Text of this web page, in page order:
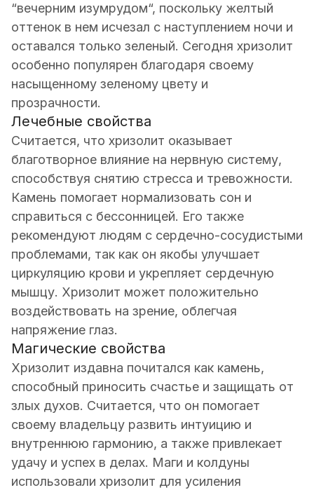
“вечерним изумрудом“, поскольку желтый
оттенок в нем исчезал с наступлением ночи и
оставался только зеленый. Сегодня хризолит
особенно популярен благодаря своему
насыщенному зеленому цвету и
прозрачности.
Лечебные свойства
Считается, что хризолит оказывает
благотворное влияние на нервную систему,
способствуя снятию стресса и тревожности.
Камень помогает нормализовать сон и
справиться с бессонницей. Его также
рекомендуют людям с сердечно-сосудистыми
проблемами, так как он якобы улучшает
циркуляцию крови и укрепляет сердечную
мышцу. Хризолит может положительно
воздействовать на зрение, облегчая
напряжение глаз.
Магические свойства
Хризолит издавна почитался как камень,
способный приносить счастье и защищать от
злых духов. Считается, что он помогает
своему владельцу развить интуицию и
внутреннюю гармонию, а также привлекает
удачу и успех в делах. Маги и колдуны
использовали хризолит для усиления